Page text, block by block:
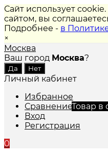
Сайт использует
сайтом, вы
Подробнее - в
×
Москва
Ваш город Москва?
Личный кабинет
Избранное
СравнениеТовар в
Вход
Регистрация
0